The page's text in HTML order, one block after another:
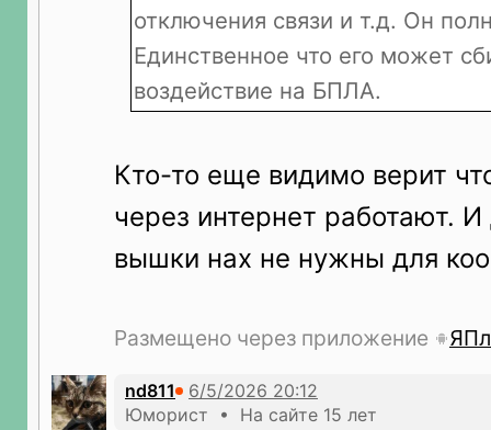
отключения связи и т.д. Он
Единственное что его может
воздействие на БПЛА.
Кто-то еще видимо верит
через интернет работают.
вышки нах не нужны для
Размещено через приложение
nd811
Юморист • На сайте 15 лет